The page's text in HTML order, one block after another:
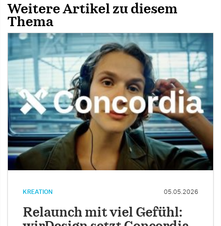
Weitere Artikel zu diesem
Thema
KREATION 05.05.2026
Relaunch mit viel Gefühl: